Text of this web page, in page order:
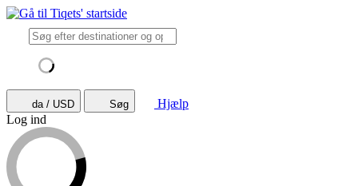
da / USD Søg
Hjælp
Log ind